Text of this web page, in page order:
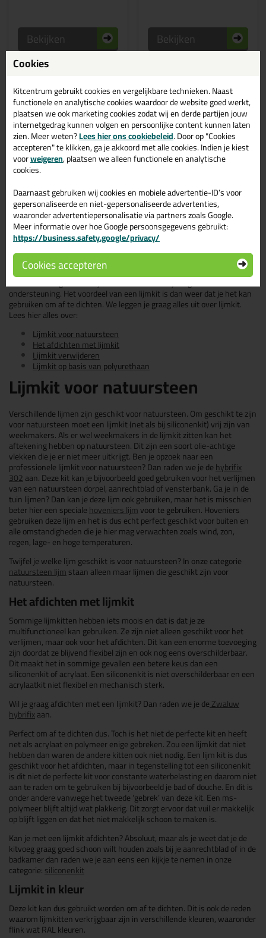
Bekijken Bekijken
1 2 3 4 Volgende
Lijmkit kopen? Morgen in huis! |
Kitcentrum.nl
Lijmkit is een verzamelnaam voor alle kitten waarmee je kan lijmen. De
meeste lijmkitten zijn vaak op basis van MS-polymeer. Dit maakt de
lijmkit blijvend flexibel en mechanisch super sterk, geschikt voor
binnen en buiten en vaak overschilderbaar. Maar laat je niet verwarren
door de flexabiliteit van de lijm. Dit maakt de uiteindelijke sterkte van de
lijm niet minder! Er is maar 1 kit van zwaluw en bijna alle kitten van
Sika zijn niet op basis van MS-polymeer. Deze zijn op basis van
polyurethaan, maar wat dat precies is komen we zo op terug.
Het verschillen tussen een lijmkit en een
aanvangshechting. Een lijmkit is erg sterk na uitharding, maar je het is
niet de meest geschikte lijm voor verticale verlijmingen zonder
ondersteuning. Het voordeel van een lijmkit is dan weer dat je het kan
gebruiken om af te dichten. We leggen je graag alles uit over lijmkit.
Lees hier alles over:
Lijmkit voor natuursteen
Het afdichten met lijmkit
Lijmkit verwijderen
Lijmkit op basis van polyurethaan
Lijmkit voor natuursteen
Verschillende lijmen zijn geschikt voor natuursteen. Om geschikt te zijn
voor natuursteen moet een lijmkit (net als bij siliconenkit) vrij zijn van
weekmakers. Als er wel weekmakers in de lijmkit zitten kan het
aftekening hebben op natuursteen. Dit zijn een soort olie-achtige
vlekken die je er niet meer uitkrijgt. Ben je opzoek naar een
professionele lijmkit voor natuursteen? Dan raden we je dehybrifix
302aan. Deze kit kan je bijvoorbeeld goed gebruiken voor het verlijmen
van een natuursteen dorpel, aanrechtblad of vensterbank. Ga je in de
tuin lijmen? Dan kan je deze lijm ook gebruiken, maar het is misschien
beter hier een specialehoveniers lijmvoor te gebruiken. Hoveniers
gebruiken deze lijm en het is dus echt perfect geschikt voor buiten en
alle omstandigheden die je hier mag verwachten zoals wind, zon,
regen, lage- en hoge temperaturen.
Twijfel je welke lijm geschikt is voor natuursteen? In onze categorie
natuursteen lijmstaan alleen maar lijmen die geschikt zijn voor
natuursteen.
Het afdichten met lijmkit
Sommige lijmkitten hebben iets moois en dat is dat je ze
multifunctioneel kan gebruiken. Ze zijn niet alleen geschikt voor het
verlijmen, maar ook voor het afdichten. Dit kan een enorme toevoeging
zijn doordat ze blijvend flexibel zijn en ook nog eens overschilderbaar.
Dit maakt het in sommige gevallen een betere keus dan een
siliconenkit of acrylaat. Een siliconenkit is niet overschilderbaar en een
acrylaatkit niet flexibel en mechanisch sterk.
Wil je graag afdichten met een lijmkit? Dan raden we je deZwaluw
hybrifixaan.
Perfect om af te dichten dus. Toch is het niet de perfecte kit en heeft
net als acrylaat en polymeer enige gebreken. Zou een lijmkit dat niet
hebben dan waren de andere kitten ook niet nodig. Een lijm kit is dus
geschikt voor het afdichten, maar in tegenstelling tot een siliconenkit
is dit niet de perfecte kit voor constante waterbelasting en daarom niet
aan te raden om te gebruiken bij bijvoorbeeld je bad of douche. En dit is
onder andere vanwege het tweede ‘gebrek’ van deze kit. Een ms-
polymeer blijft altijd wat plakkerig. Dit zorgt ervoor dat vuil er makkelijk
op blijft liggen en dat het niet makkelijk schoon te maken is.
Kan je met een lijmkit afdichten? Absoluut, maar als je weet dat je de
kitvoeg graag goed schoon wilt houden zoals bij je aanrechtblad of in de
badkamer dan raden we je aan eens een kijkje te nemen in onze
categorie:siliconenkit
Lijmkit in kleur
Deze kit kan dus gebruikt worden om af te dichten. Dit is ook de reden
waarom lijmkitten verkrijgbaar zijn in verschillende kleuren, waaronder
flink wat RAL kleuren.
Cookies
Kitcentrum gebruikt cookies en vergelijkbare technieken. Naast
functionele en analytische cookies waardoor de website goed werkt,
plaatsen we ook marketing cookies zodat wij en derde partijen jouw
internetgedrag kunnen volgen en persoonlijke content kunnen laten
zien. Meer weten?Lees hier ons cookiebeleid. Door op "Cookies
accepteren" te klikken, ga je akkoord met alle cookies. Indien je kiest
voorweigeren, plaatsen we alleen functionele en analytische
cookies.
Daarnaast gebruiken wij cookies en mobiele advertentie-ID’s voor
gepersonaliseerde en niet-gepersonaliseerde advertenties,
waaronder advertentiepersonalisatie via partners zoals Google.
Meer informatie over hoe Google persoonsgegevens gebruikt:
https://business.safety.google/privacy/
Cookies accepteren